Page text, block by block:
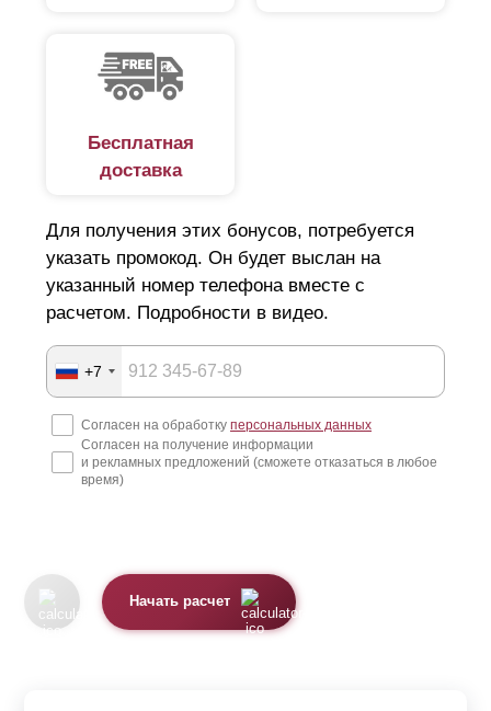
Бесплатная
доставка
Для получения этих бонусов, потребуется
указать промокод. Он будет выслан на
указанный номер телефона вместе с
расчетом. Подробности в видео.
+7
Согласен на обработку персональных данных
Согласен на получение информации
и рекламных предложений (сможете отказаться в любое
время)
Начать расчет